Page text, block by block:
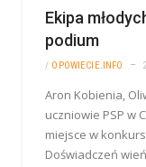
Ekipa
podium
/ OPOWIECIE.INFO
Aron Kobienia,
uczniowie PSP w
miejsce w
Doświadczeń